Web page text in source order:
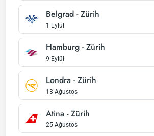
Belgrad - Zürih
1 Eylül
Hamburg - Zürih
9 Eylül
Londra - Zürih
13 Ağustos
Atina - Zürih
25 Ağustos